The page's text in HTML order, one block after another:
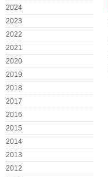
2024
2023
2022
2021
2020
2019
2018
2017
2016
2015
2014
2013
2012